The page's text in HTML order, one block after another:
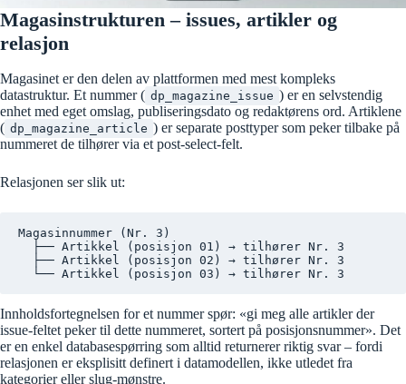
Magasinstrukturen – issues, artikler og
relasjon
Magasinet er den delen av plattformen med mest kompleks
datastruktur. Et nummer ( dp_magazine_issue ) er en selvstendig
enhet med eget omslag, publiseringsdato og redaktørens ord. Artiklene
( dp_magazine_article ) er separate posttyper som peker tilbake på
nummeret de tilhører via et post-select-felt.
Relasjonen ser slik ut:
Magasinnummer (Nr. 3)
Innholdsfortegnelsen for et nummer spør: «gi meg alle artikler der
issue-feltet peker til dette nummeret, sortert på posisjonsnummer». Det
er en enkel databasespørring som alltid returnerer riktig svar – fordi
relasjonen er eksplisitt definert i datamodellen, ikke utledet fra
kategorier eller slug-mønstre.